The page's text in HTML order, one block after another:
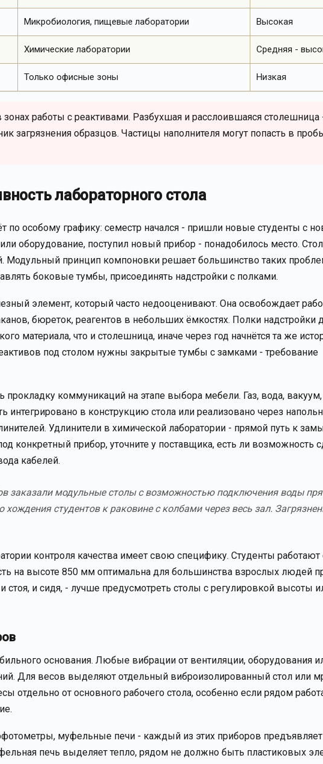
Микробиология, пищевые лаборатории Высокая
Химические лаборатории Средняя -
Только офисные зоны Низкая
работы с реактивами. Разбухшая и расслоившаяся столешница
загрязнения образцов. Частицы наполнителя могут попасть в
лабораторного стола
по особому графику: семестр начался - пришли новые студенты с
оборудование, поступил новый прибор - понадобилось место.
Модульный принцип компоновки решает большинство таких
боковые тумбы, присоединять надстройки с полками.
элемент, который часто недооценивают. Она освобождает
бюреток, реагентов в небольших ёмкостях. Полки
материала, что и столешница, иначе через год начнётся та же
под столом нужны закрытые тумбы с замками - требование
коммуникаций на этапе выбора мебели. Газ, вода, вакуум,
интегрировано в конструкцию стола или реализовано через
Удлинители в химической лаборатории - прямой путь к
конкретный прибор, уточните у поставщика, есть ли возможность
кабелей.
заказали модульные столы с возможностью подключения воды
студентов к раковине с колбами через весь зал.
контроля качества имеет свою специфику. Студенты
на высоте 850 мм оптимальна для большинства взрослых людей
стоя, и сидя, - лучше предусмотреть столы с регулировкой высоты
основания. Любые вибрации от вентиляции, оборудования
Для весов выделяют отдельный виброизолированный стол или
отдельно от основного рабочего стола, особенно если рядом
муфельные печи - каждый из этих приборов
печь выделяет тепло, рядом не должно быть пластиковых